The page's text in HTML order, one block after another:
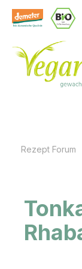
Hauptinhalt
Zur Suche springen
Zur
Rezept Forum